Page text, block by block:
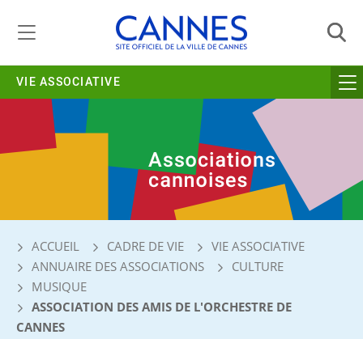
VIE ASSOCIATIVE
ACCUEIL CADRE DE VIE
VIE ASSOCIATIVE
ANNUAIRE DES ASSOCIATIONS
CULTURE
MUSIQUE
ASSOCIATION DES AMIS DE L'ORCHESTRE DE
CANNES